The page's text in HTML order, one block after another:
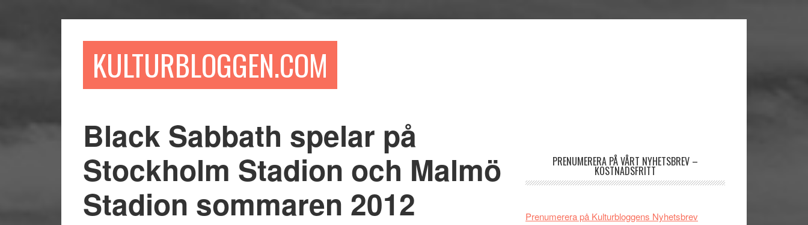
KULTURBLOGGEN.COM
Black Sabbath spelar på
Stockholm Stadion och Malmö
Stadion sommaren 2012
PRENUMERERA PÅ VÅRT NYHETSBREV –
KOSTNADSFRITT
Prenumerera på Kulturbloggens Nyhetsbrev